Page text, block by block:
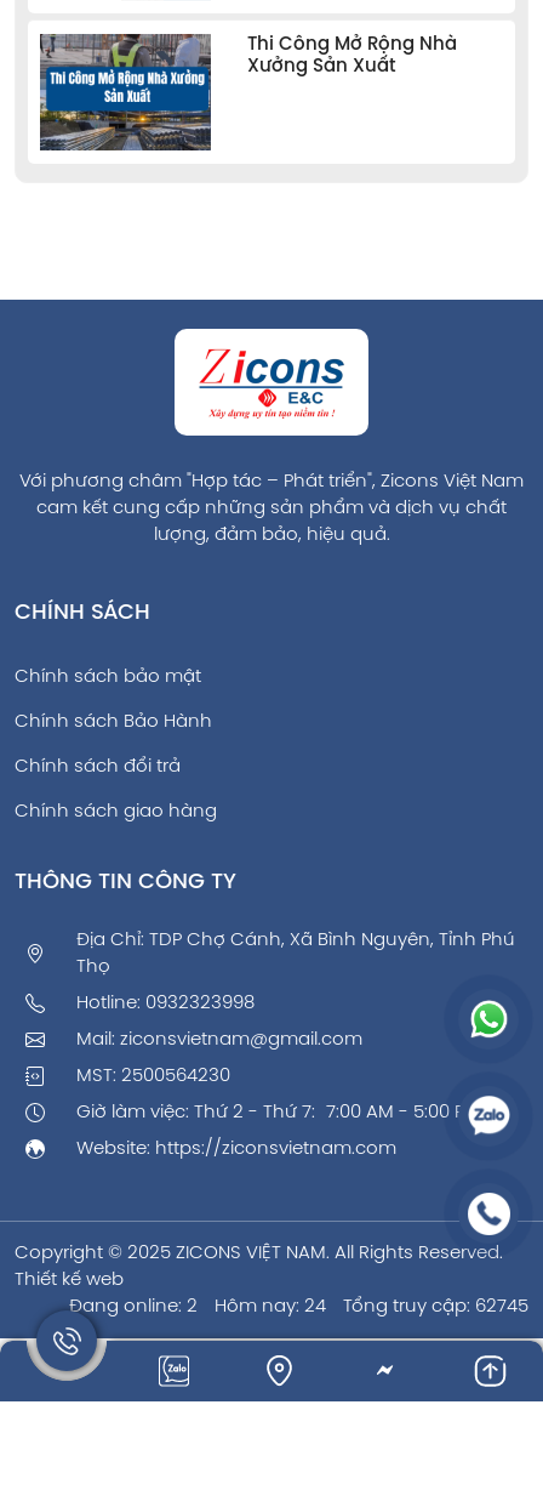
Thi Công Mở Rộng Nhà
Xưởng Sản Xuất
Với phương châm "Hợp tác – Phát triển", Zicons Việt Nam
cam kết cung cấp những sản phẩm và dịch vụ chất
lượng, đảm bảo, hiệu quả.
CHÍNH SÁCH
Chính sách bảo mật
Chính sách Bảo Hành
Chính sách đổi trả
Chính sách giao hàng
THÔNG TIN CÔNG TY
Địa Chỉ: TDP Chợ Cánh, Xã Bình Nguyên, Tỉnh Phú
Thọ
Hotline: 0932323998
Mail: ziconsvietnam@gmail.com
MST: 2500564230
Giờ làm việc: Thứ 2 - Thứ 7: 7:00 AM - 5:00 PM
Website: https://ziconsvietnam.com
Copyright © 2025 ZICONS VIỆT NAM. All Rights Reserved.
Thiết kế web
Đang online: 2
Hôm nay: 24 Tổng truy cập: 62745